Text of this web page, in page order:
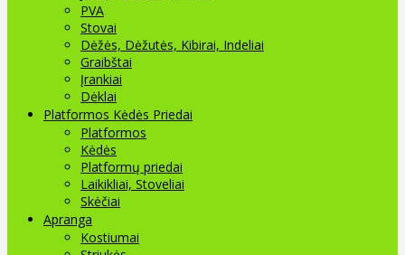
PVA
Stovai
Dėžės, Dėžutės, Kibirai, Indeliai
Graibštai
Įrankiai
Dėklai
Platformos Kėdės Priedai
Platformos
Kėdės
Platformų priedai
Laikikliai, Stoveliai
Skėčiai
Apranga
Kostiumai